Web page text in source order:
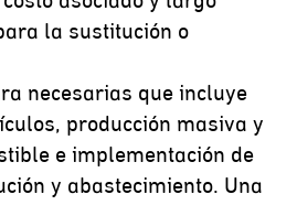
la sustitución o
necesarias que incluye
producción masiva y
e implementación de
y abastecimiento. Una